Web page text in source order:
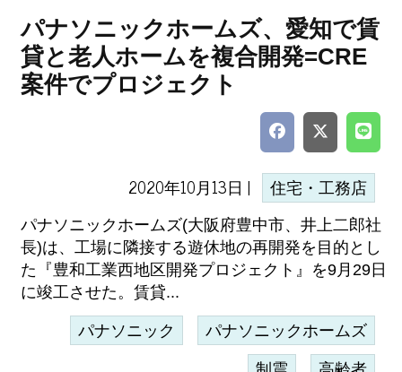
パナソニックホームズ、愛知で賃
貸と老人ホームを複合開発=CRE
案件でプロジェクト
2020年10月13日 | 住宅・工務店
パナソニックホームズ(大阪府豊中市、井上二郎社
長)は、工場に隣接する遊休地の再開発を目的とし
た『豊和工業西地区開発プロジェクト』を9月29日
に竣工させた。賃貸...
パナソニック パナソニックホームズ